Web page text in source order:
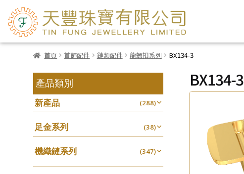
首頁 首飾配件 鏈類配件 龍蝦扣系列 BX134-3
BX134-3
產品類別
新產品 (288)
足金系列 (38)
機織鏈系列 (347)
珠仔鏈 (25)